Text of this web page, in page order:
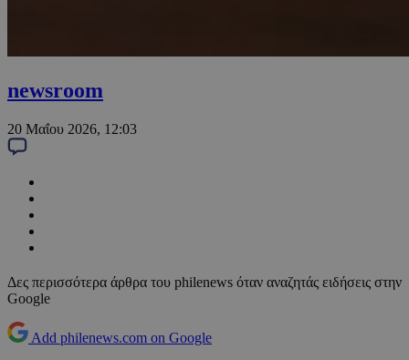
newsroom
20 Μαΐου 2026, 12:03
Δες περισσότερα άρθρα του philenews όταν αναζητάς ειδήσεις στην
Google
Add philenews.com on Google